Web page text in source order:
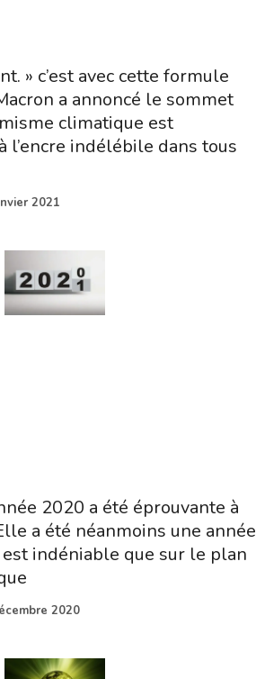
» c’est avec cette formule
a annoncé le sommet
climatique est
l’encre indélébile dans tous
2021
2020 a été éprouvante à
a été néanmoins une année
indéniable que sur le plan
2020